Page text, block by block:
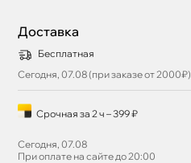
Доставка
Бесплатная
Сегодня, 07.08 (при заказе от 2000₽)
Срочная за 2 ч – 399 ₽
Сегодня, 07.08
При оплате на сайте до 20:00